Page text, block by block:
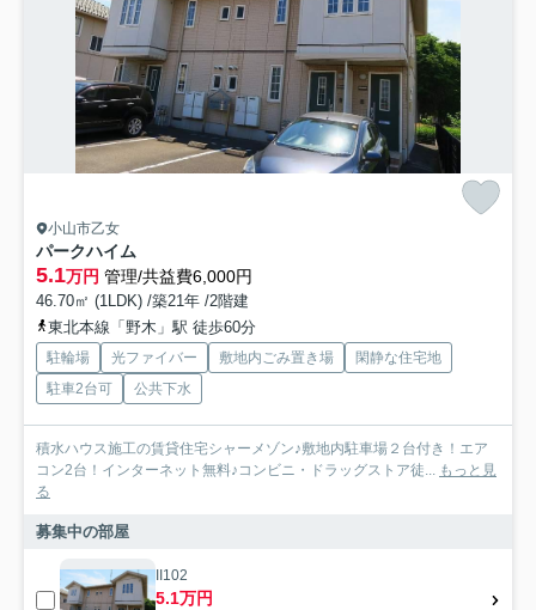
小山市乙女
パークハイム
5.1万円 管理/共益費6,000円
46.70㎡ (1LDK) /築21年 /2階建
東北本線「野木」駅 徒歩60分
駐輪場 光ファイバー 敷地内ごみ置き場
閑静な住宅地
駐車2台可
公共下水
積水ハウス施工の賃貸住宅シャーメゾン♪敷地内駐車場２台付き！エア
コン2台！インターネット無料♪コンビニ・ドラッグストア徒... もっと見
る
募集中の部屋
II102
5.1万円